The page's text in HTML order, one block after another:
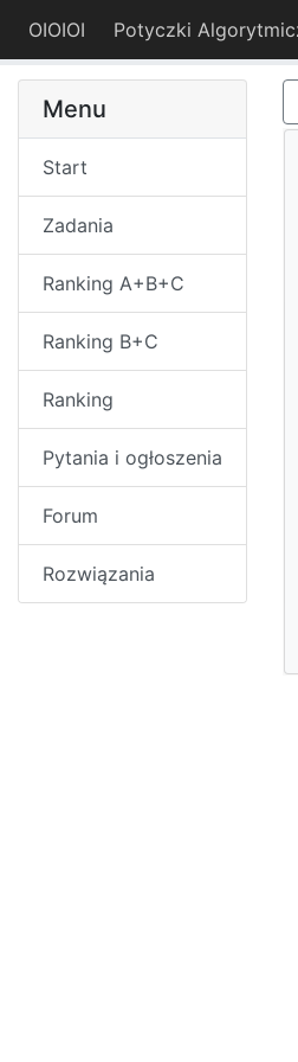
OIOIOI
Menu
Start
Zadania
Ranking A+B+C
Ranking B+C
Ranking
Pytania i ogłoszenia
Forum
Rozwiązania